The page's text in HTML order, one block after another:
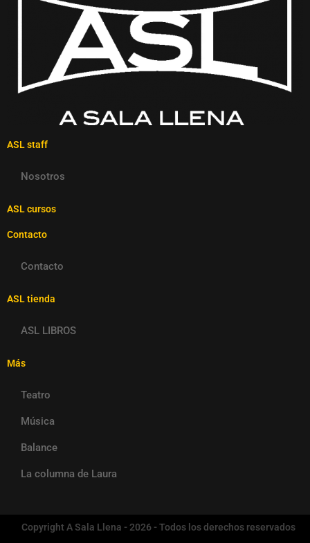
ASL staff
Nosotros
ASL cursos
Contacto
Contacto
ASL tienda
ASL LIBROS
Más
Teatro
Música
Balance
La columna de Laura
Copyright A Sala Llena - 2026 - Todos los derechos reservados